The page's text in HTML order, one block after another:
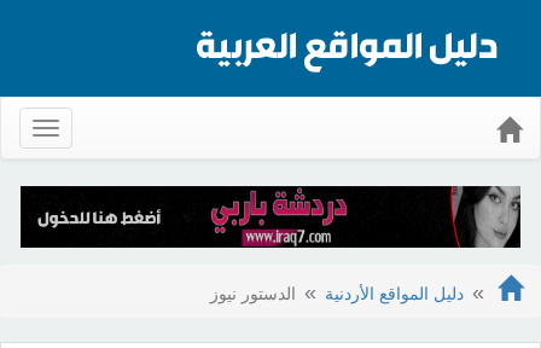
دليل المواقع الأردنية الدستور نيوز